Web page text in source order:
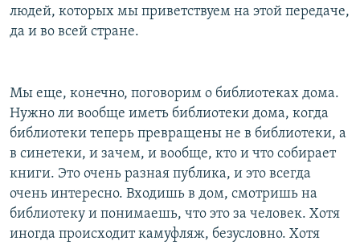
людей, которых мы приветствуем на этой передаче,
да и во всей стране.
Мы еще, конечно, поговорим о библиотеках дома.
Нужно ли вообще иметь библиотеки дома, когда
библиотеки теперь превращены не в библиотеки, а
в синетеки, и зачем, и вообще, кто и что собирает
книги. Это очень разная публика, и это всегда
очень интересно. Входишь в дом, смотришь на
библиотеку и понимаешь, что это за человек. Хотя
иногда происходит камуфляж, безусловно. Хотя